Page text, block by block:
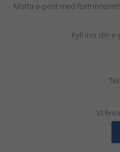
Motta e-post med
Fyll inn din
Vi